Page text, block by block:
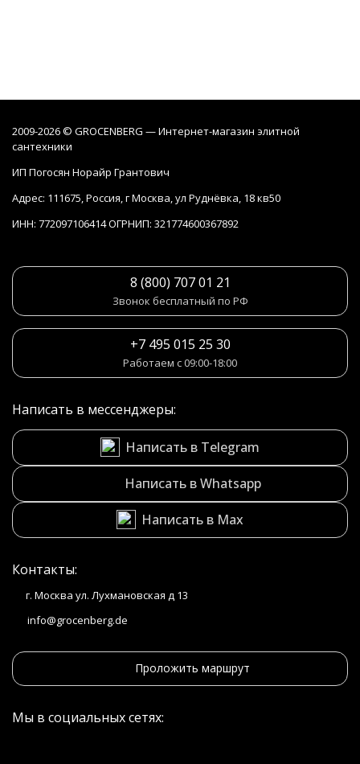
2009-2026 © GROCENBERG — Интернет-магазин элитной
сантехники
ИП Погосян Норайр Грантович
Адрес: 111675, Россия, г Москва, ул Руднёвка, 18 кв50
ИНН: 772097106414 ОГРНИП: 321774600367892
8 (800) 707 01 21
Звонок бесплатный по РФ
+7 495 015 25 30
Работаем с 09:00-18:00
Написать в мессенджеры:
Написать в Telegram
Написать в Whatsapp
Написать в Max
Контакты:
г. Москва ул. Лухмановская д 13
info@grocenberg.de
Проложить маршрут
Мы в социальных сетях: